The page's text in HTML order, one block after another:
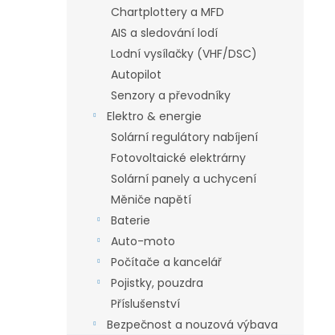
Chartplottery a MFD
AIS a sledování lodí
Lodní vysílačky (VHF/DSC)
Autopilot
Senzory a převodníky
Elektro & energie
Solární regulátory nabíjení
Fotovoltaické elektrárny
Solární panely a uchycení
Měniče napětí
Baterie
Auto-moto
Počítače a kancelář
Pojistky, pouzdra
Příslušenství
Bezpečnost a nouzová výbava